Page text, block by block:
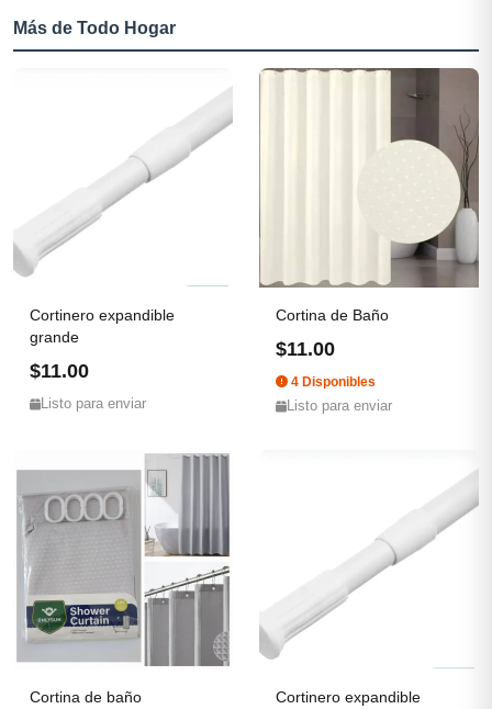
Más de Todo Hogar
Cortinero expandible
grande
$11.00
Listo para enviar
Cortina de Baño
$11.00
4 Disponibles
Listo para enviar
Cortina de baño
Cortinero expandible